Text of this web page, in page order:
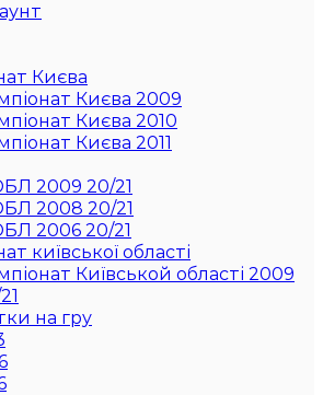
Києва
Києва 2009
Києва 2010
Києва 2011
2009 20/21
2008 20/21
2006 20/21
київської області
Київськой області 2009
на гру